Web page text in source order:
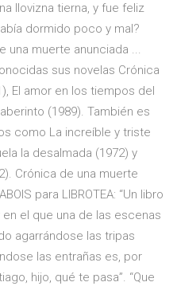
llovizna tierna, y fue feliz
dormido poco y mal?
una muerte anunciada ...
sus novelas Crónica
El amor en los tiempos del
(1989). También es
como La increíble y triste
la desalmada (1972) y
Crónica de una muerte
para LIBROTEA: “Un libro
el que una de las escenas
agarrándose las tripas
las entrañas es, por
hijo, qué te pasa”. “Que